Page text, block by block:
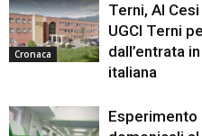
Cronaca
Terni, Al
UGCI Terni
dall’entrata
italiana
Esperimento